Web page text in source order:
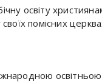
освіту
помісних